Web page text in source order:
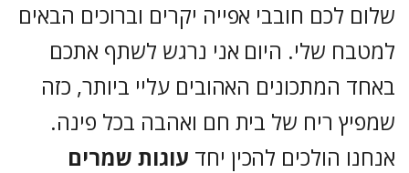
שלום לכם חובבי אפייה יקרים וברוכים הבאים
למטבח שלי. היום אני נרגש לשתף אתכם
באחד המתכונים האהובים עליי ביותר, כזה
שמפיץ ריח של בית חם ואהבה בכל פינה.
אנחנו הולכים להכין יחד עוגות שמרים